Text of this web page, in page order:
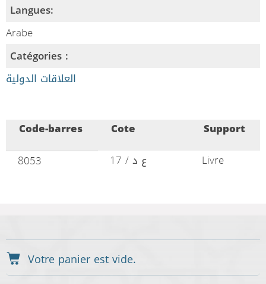
Langues:
Arabe
Catégories :
العلاقات الدولية
Code-barres Cote
Support
8053
ع د / 17 Livre